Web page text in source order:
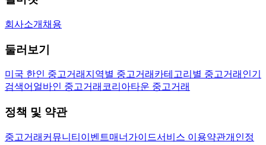
회사소개 채용
둘러보기
미국 한인 중고거래 지역별 중고거래 카테고리별 중고거래 인기
검색어 얼바인 중고거래 코리아타운 중고거래
정책 및 약관
중고거래 커뮤니티 이벤트매너가이드서비스 이용약관개인정